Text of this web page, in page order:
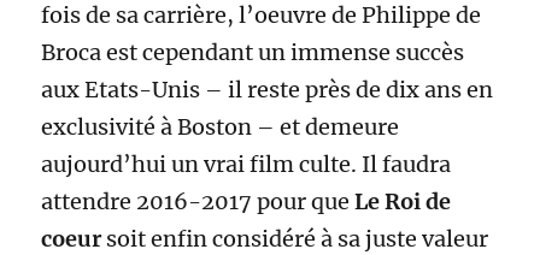
fois de sa carrière, l’oeuvre de Philippe de
Broca est cependant un immense succès
aux Etats-Unis – il reste près de dix ans en
exclusivité à Boston – et demeure
aujourd’hui un vrai film culte. Il faudra
attendre 2016-2017 pour queLe Roi de
coeursoit enfin considéré à sa juste valeur